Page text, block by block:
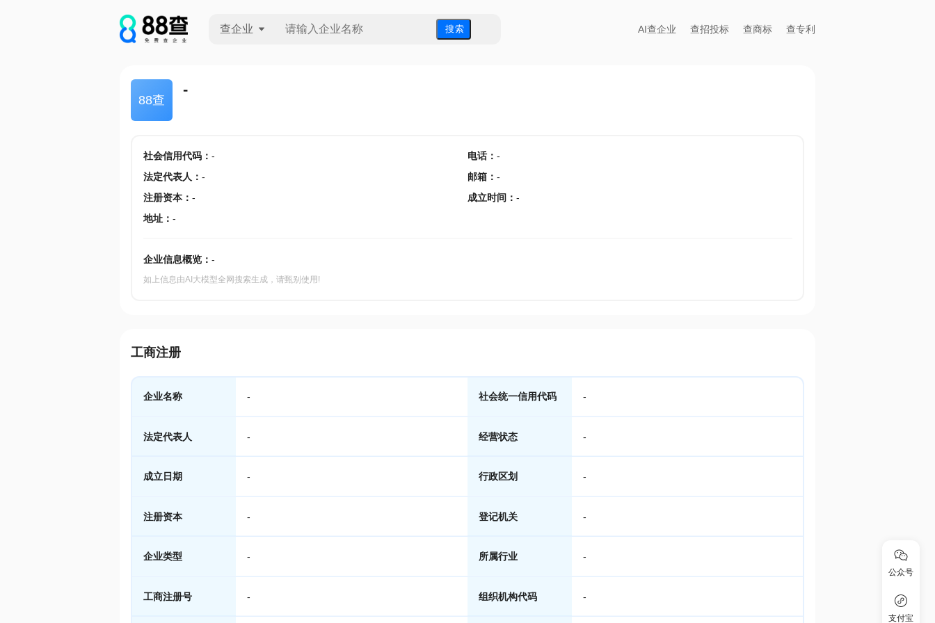
查企业 搜 索 AI查企业 查招投标 查商标 查专利
88查
-
社会信用代码： - 电话： -
法定代表人 ： - 邮箱 ： -
注册资本： - 成立时间 ： -
地址： -
企业信息概览： -
如上信息由AI大模型全网搜索生成，请甄别使用!
工商注册
企业名称 - 社会统一信用代码 -
法定代表人 - 经营状态 -
成立日期 - 行政区划 -
注册资本 - 登记机关 -
企业类型 - 所属行业 -
工商注册号 - 组织机构代码 -
公众号
支付宝